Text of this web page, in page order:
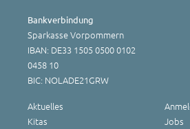
Bankverbindung
Sparkasse Vorpommern
IBAN: DE33 1505 0500 0102
0458 10
BIC: NOLADE21GRW
Aktuelles
Kitas
Jobs